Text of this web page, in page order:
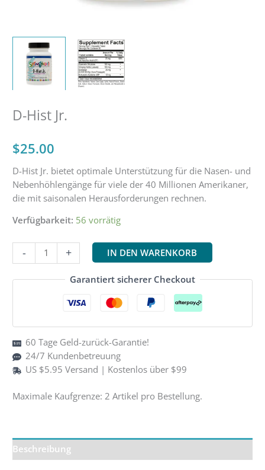
D-Hist Jr.
$25.00
D-Hist Jr. bietet optimale Unterstützung für die Nasen- und
Nebenhöhlengänge für viele der 40 Millionen Amerikaner,
die mit saisonalen Herausforderungen rechnen.
Verfügbarkeit: 56 vorrätig
-
Hist
+ IN DEN WARENKORB
Garantiert sicherer Checkout
60 Tage Geld-zurück-Garantie!
24/7 Kundenbetreuung
US $5.95 Versand | Kostenlos über $99
Maximale Kaufgrenze: 2 Artikel pro Bestellung.
Beschreibung